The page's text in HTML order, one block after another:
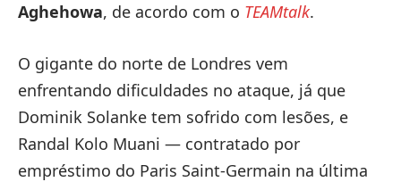
Aghehowa, de acordo com o TEAMtalk.
O gigante do norte de Londres vem
enfrentando dificuldades no ataque, já que
Dominik Solanke tem sofrido com lesões, e
Randal Kolo Muani — contratado por
empréstimo do Paris Saint-Germain na última